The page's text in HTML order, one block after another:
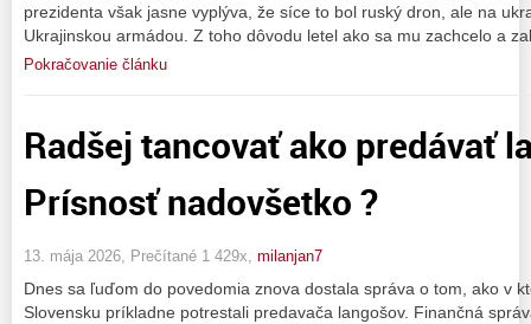
prezidenta však jasne vyplýva, že síce to bol ruský dron, ale na
Ukrajinskou armádou. Z toho dôvodu letel ako sa mu zachcelo a
Pokračovanie článku
Radšej tancovať ako predávať
Prísnosť nadovšetko ?
13. mája 2026, Prečítané 1 429x, milanjan7
Dnes sa ľuďom do povedomia znova dostala správa o tom, ako v
Slovensku príkladne potrestali predavača langošov. Finančná